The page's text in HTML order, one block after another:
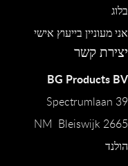
בלוג
אני מעוניין בייעוץ אישי
יצירת קשר
BG Products BV
Spectrumlaan 39
2665 NM Bleiswijk
הולנד